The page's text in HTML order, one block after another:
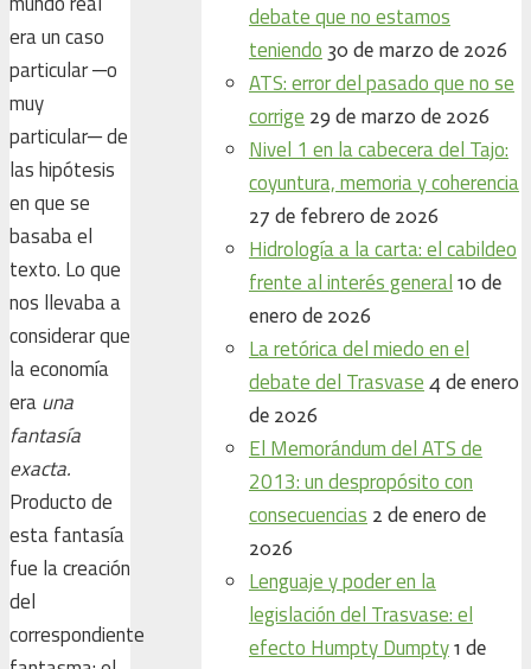
era un caso
particular ─o
muy
particular─ de
las hipótesis
en que se
basaba el
texto. Lo que
nos llevaba a
considerar que
la economía
erauna
fantasía
exacta.
Producto de
esta fantasía
fue la creación
del
correspondiente
debate que no estamos
teniendo 30 de marzo de 2026
ATS: error del pasado que no se
corrige 29 de marzo de 2026
Nivel 1 en la cabecera del Tajo:
coyuntura, memoria y coherencia
27 de febrero de 2026
Hidrología a la carta: el cabildeo
frente al interés general 10 de
enero de 2026
La retórica del miedo en el
debate del Trasvase 4 de enero
de 2026
El Memorándum del ATS de
2013: un despropósito con
consecuencias 2 de enero de
2026
Lenguaje y poder en la
legislación del Trasvase: el
efecto Humpty Dumpty 1 de